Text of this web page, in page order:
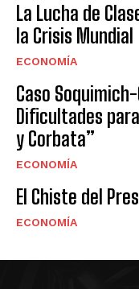
La Lucha de
la Crisis Mundial
ECONOMÍA
Caso
Dificultades
y Corbata”
ECONOMÍA
El Chiste del
ECONOMÍA